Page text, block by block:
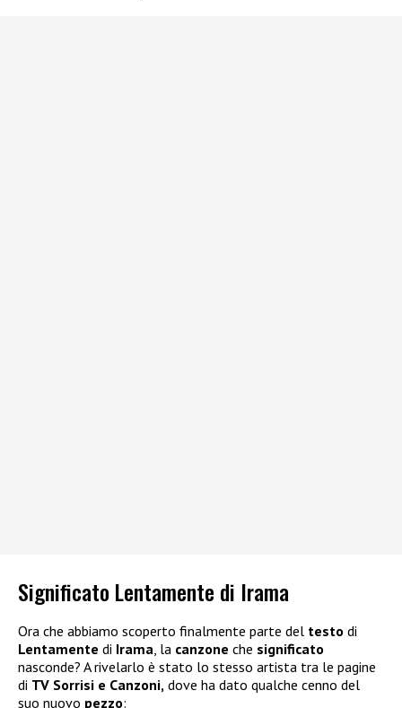
Significato Lentamente di Irama
Ora che abbiamo scoperto finalmente parte del testo di
Lentamente di Irama , la canzone che significato
nasconde? A rivelarlo è stato lo stesso artista tra le pagine
di TV Sorrisi e Canzoni, dove ha dato qualche cenno del
suo nuovo pezzo: